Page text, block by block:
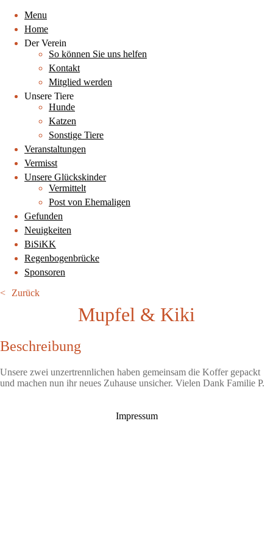
Menu
Home
Der Verein
So können Sie uns helfen
Kontakt
Mitglied werden
Unsere Tiere
Hunde
Katzen
Sonstige Tiere
Veranstaltungen
Vermisst
Unsere Glückskinder
Vermittelt
Post von Ehemaligen
Gefunden
Neuigkeiten
BiSiKK
Regenbogenbrücke
Sponsoren
Zurück
Mupfel & Kiki
Beschreibung
Unsere zwei unzertrennlichen haben gemeinsam die Koffer gepackt
und machen nun ihr neues Zuhause unsicher. Vielen Dank Familie P.
Impressum